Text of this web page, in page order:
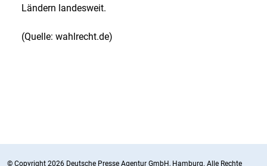
Ländern landesweit.
(Quelle: wahlrecht.de)
© Copyright 2026 Deutsche Presse Agentur GmbH, Hamburg. Alle Rechte